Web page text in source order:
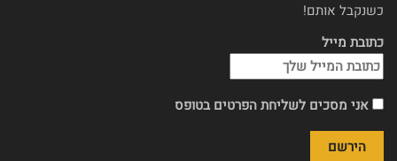
כשנקבל אותם!
כתובת מייל
אני מסכים לשליחת הפרטים בטופס